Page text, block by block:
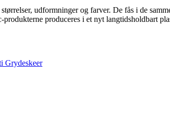
udformninger og farver. De fås i de
produceres i et nyt langtidsholdbart
Grydeskeer